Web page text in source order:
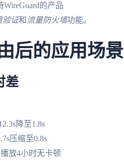
的产品
验证和 流量防火墙功能。
后的应用场景
差
降至1.8s
压缩至0.8s
放4小时无卡顿